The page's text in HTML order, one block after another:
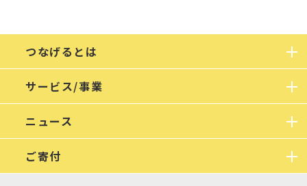
つなげるとは
サービス/事業
ニュース
ご寄付